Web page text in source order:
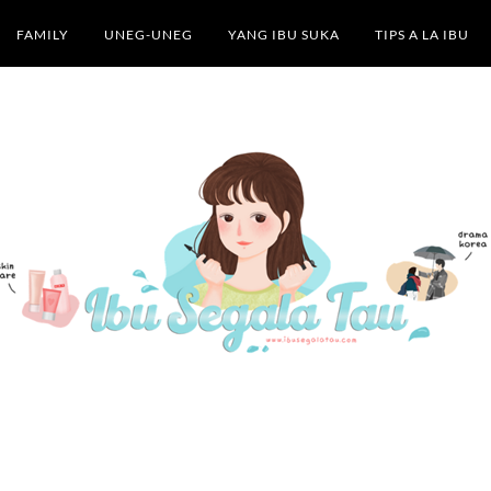
FAMILY UNEG-UNEG YANG IBU SUKA TIPS A LA IBU